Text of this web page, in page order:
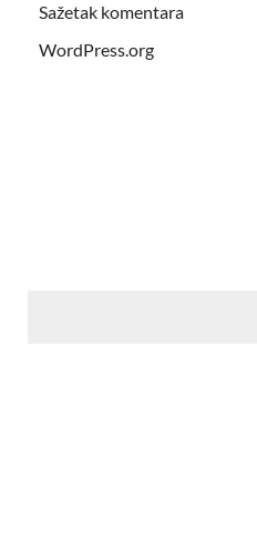
Sažetak komentara
WordPress.org